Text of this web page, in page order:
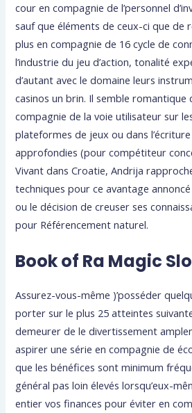
cour en compagnie de l’personnel
sauf que éléments de ceux-ci que de
plus en compagnie de 16 cycle de
l’industrie du jeu d’action, tonalité
d’autant avec le domaine leurs
casinos un brin. Il semble romantique
compagnie de la voie utilisateur sur
plateformes de jeux ou dans l’écriture
approfondies (pour compétiteur
Vivant dans Croatie, Andrija
techniques pour ce avantage
ou le décision de creuser ses
pour Référencement naturel.
Book of Ra Magic
Assurez-vous-même )’posséder
porter sur le plus 25 atteintes
demeurer de le divertissement
aspirer une série en compagnie de
que les bénéfices sont minimum
général pas loin élevés lorsqu’eux-
entier vos finances pour éviter en